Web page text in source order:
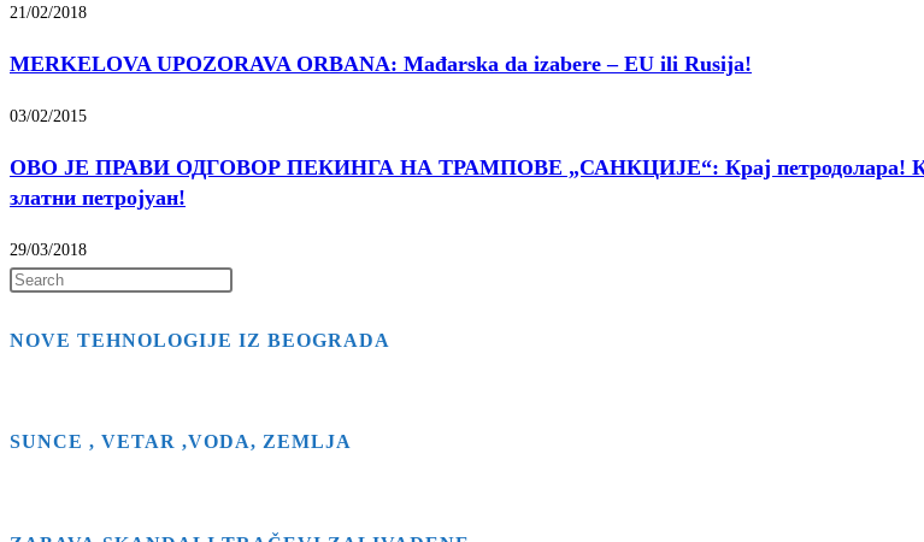
21/02/2018
MERKELOVA UPOZORAVA ORBANA: Mađarska da izabere – EU ili Rusija!
03/02/2015
ОВО ЈЕ ПРАВИ ОДГОВОР ПЕКИНГА НА ТРАМПОВЕ „САНКЦИЈЕ“: Крај петродолара!
златни петројуан!
29/03/2018
to
NOVE TEHNOLOGIJE IZ BEOGRADA
SUNCE , VETAR ,VODA, ZEMLJA